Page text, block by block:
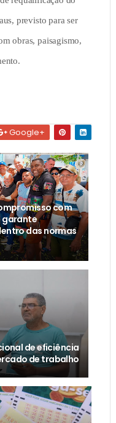
previsto para ser
obras, paisagismo,
Google+
com
garante
das normas
de eficiência
de trabalho